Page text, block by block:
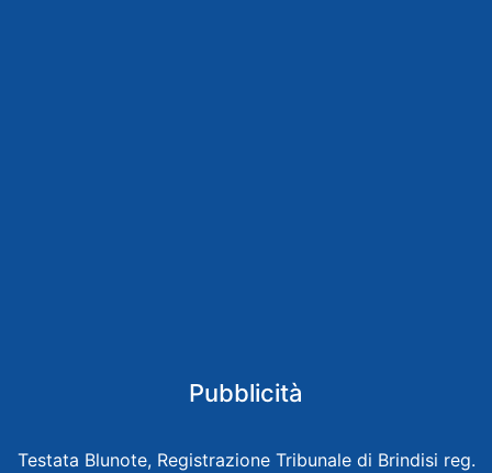
Pubblicità
Testata Blunote, Registrazione Tribunale di Brindisi reg.